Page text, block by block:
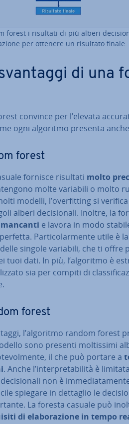
forest i risultati di più alberi
per ottenere un risultato finale.
di una
convince per l’elevata
ogni algoritmo presenta
forest
fornisce risultati molto
molte variabili o molto
modelli, l’over­fit­ting si
alberi de­ci­sio­na­li. Inoltre, la
e lavora in modo
Par­ti­co­lar­men­te utile è
singole variabili, che ti
tuoi dati. In più, l’algoritmo è
sia per compiti di
forest
l’algoritmo random forest
sono presenti mol­tis­si­mi
il che può portare a
. Anche l’in­ter­pre­ta­bi­li­tà è
non è
spiegare in dettaglio le
La foresta casuale può
di ela­bo­ra­zio­ne in tempo